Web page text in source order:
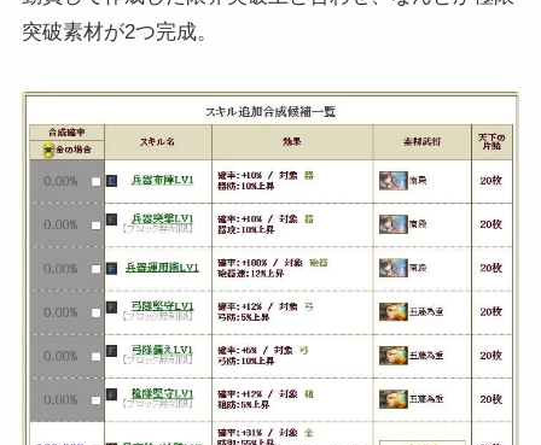
突破素材が2つ完成。